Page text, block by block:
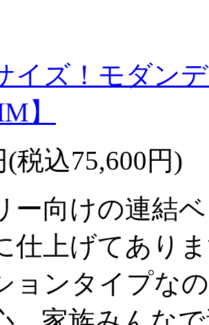
イズ！モダン
】
(税込75,600円)
ー向けの連結
仕上げてあり
ョンタイプな